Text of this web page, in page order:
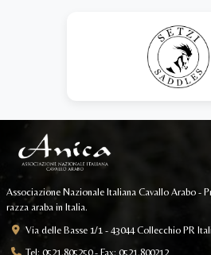
Associazione Nazionale Italiana Cavallo Arabo -
razza araba in Italia.
Via delle Basse 1/1 - 43044 Collecchio PR
Tel: 0521.805250 - Fax: 0521.800212